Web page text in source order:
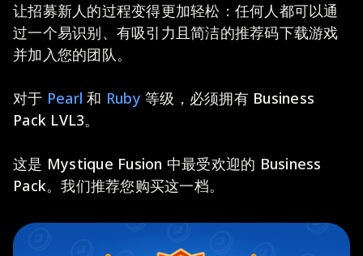
让招募新人的过程变得更加轻松：任何人都可以通
过一个易识别、有吸引力且简洁的推荐码下载游戏
并加入您的团队。
对于 Pearl 和 Ruby 等级，必须拥有 Business
Pack LVL3。
这是 Mystique Fusion 中最受欢迎的 Business
Pack。我们推荐您购买这一档。